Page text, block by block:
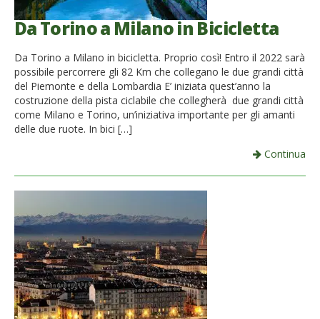
Da Torino a Milano in Bicicletta
Da Torino a Milano in bicicletta. Proprio così! Entro il 2022 sarà
possibile percorrere gli 82 Km che collegano le due grandi città
del Piemonte e della Lombardia E’ iniziata quest’anno la
costruzione della pista ciclabile che collegherà due grandi città
come Milano e Torino, un’iniziativa importante per gli amanti
delle due ruote. In bici […]
Continua